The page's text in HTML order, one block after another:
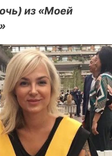
из «Моей